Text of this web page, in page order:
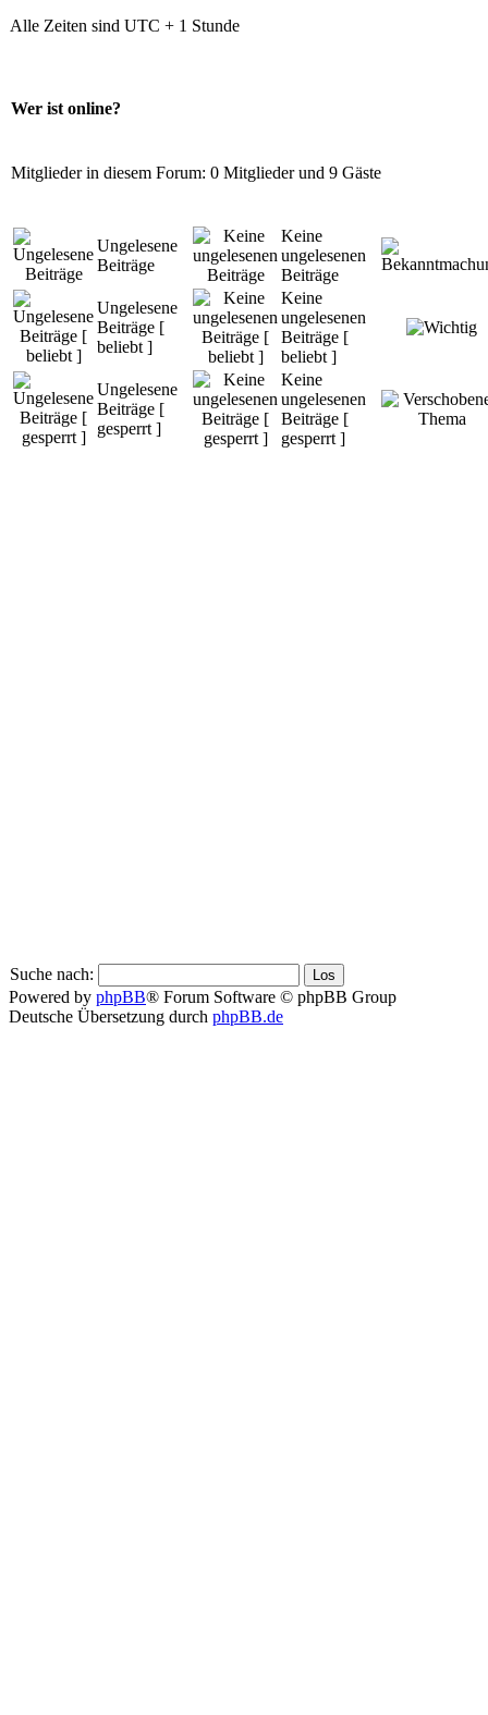
Alle Zeiten sind UTC + 1 Stunde
Wer ist online?
Mitglieder in diesem Forum: 0 Mitglieder und 9 Gäste
Ungelesene
Beiträge
Keine
ungelesenen
Beiträge
Ungelesene
Beiträge [
beliebt ]
Keine
ungelesenen
Beiträge [
beliebt ]
Ungelesene
Beiträge [
gesperrt ]
Keine
ungelesenen
Beiträge [
gesperrt ]
Suche nach:
Powered by phpBB® Forum Software © phpBB Group
Deutsche Übersetzung durch phpBB.de